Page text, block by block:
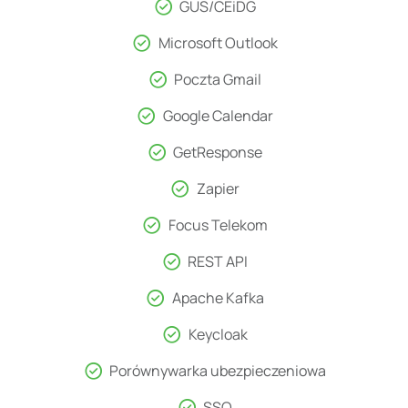
GUS/CEiDG
Microsoft Outlook
Poczta Gmail
Google Calendar
GetResponse​
Zapier
Focus Telekom​
REST API​
Apache Kafka​
Keycloak​
Porównywarka ubezpieczeniowa